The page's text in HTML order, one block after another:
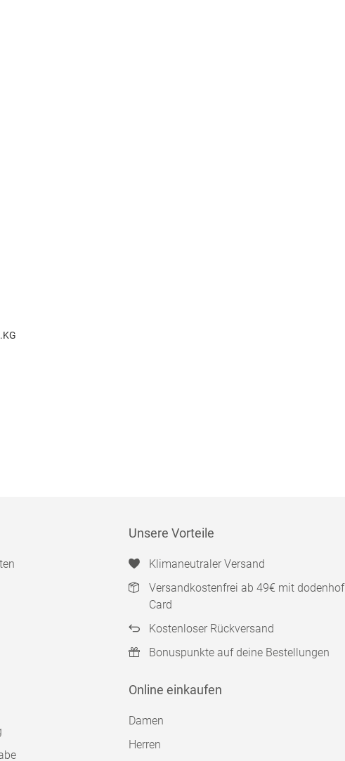
Unsere Vorteile
Klimaneutraler Versand
Versandkostenfrei ab 49€ mit dodenhof
Card
Kostenloser Rückversand
Bonuspunkte auf deine Bestellungen
Online einkaufen
Damen
Herren